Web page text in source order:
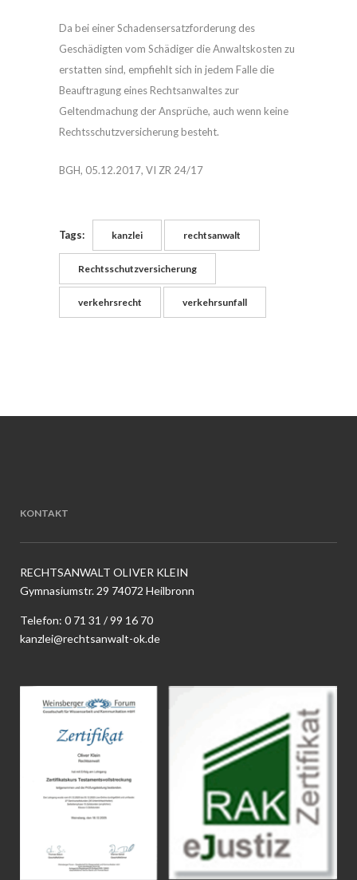
Da bei einer Schadensersatzforderung des
Geschädigten vom Schädiger die Anwaltskosten zu
erstatten sind, empfiehlt sich in jedem Falle die
Beauftragung eines Rechtsanwaltes zur
Geltendmachung der Ansprüche, auch wenn keine
Rechtsschutzversicherung besteht.
BGH, 05.12.2017, VI ZR 24/17
Tags: kanzlei rechtsanwalt
Rechtsschutzversicherung
verkehrsrecht verkehrsunfall
KONTAKT
RECHTSANWALT OLIVER KLEIN
Gymnasiumstr. 29 74072 Heilbronn
Telefon: 0 71 31 / 99 16 70
kanzlei@rechtsanwalt-ok.de